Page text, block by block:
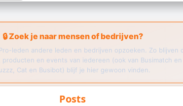
🔒 Zoek je naar mensen of bedrijven?
leden andere leden en bedrijven opzoeken. Zo blijven
en events van iedereen (ook van Busimatch en
Cat en Busibot) blijf je hier gewoon vinden.
Posts